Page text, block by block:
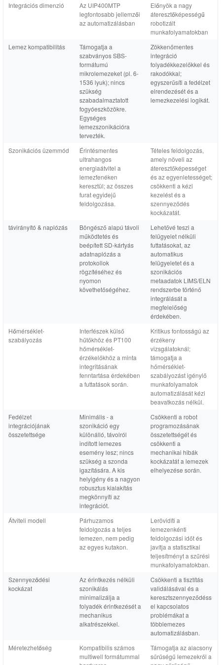
Integrációs dimenzió
Az UIP400MTP
legfontosabb jellemzői
az automatizálásban
Előnyök a nagy
áteresztőképességű
robotizált
munkafolyamatokban
Lemez kompatibilitás
Támogatja a
szabványos SBS-
formátumú
mikrolemezeket (pl. 6-
1536 lyuk); nincs
szükség
szabadalmaztatott
fogyóeszközökre.
Egységes
lemezszonikációra
tervezték.
Zökkenőmentes
integráció
folyadékkezelőkkel és
rakodókkal;
egyszerűsíti a fedélzet
elrendezését és a
lemezkezelési logikát.
Szonikációs üzemmód
Érintésmentes
ultrahangos
energiaátvitel a
lemezfenéken
keresztül; az összes
furat egyidejű
feldolgozása.
Tételes feldolgozás,
amely növeli az
áteresztőképességet
és az egyenletességet;
csökkenti a kézi
kezelést és a
szennyeződés
kockázatát.
távirányító & naplózás
Böngésző alapú távoli
működtetés és
beépített SD-kártyás
adatnaplózás a
protokollok
rögzítéséhez és
nyomon
követhetőségéhez.
Lehetővé teszi a
felügyelet nélküli
futtatásokat, az
automatikus
felügyeletet és a
szonikációs
metaadatok LIMS/ELN
rendszerbe történő
integrálását a
megfelelőség
érdekében.
Hőmérséklet-
szabályozás
Interfészek külső
hűtőkhöz és PT100
hőmérséklet-
érzékelőkhöz a minta
integritásának
fenntartása érdekében
a futtatások során.
Kritikus fontosságú az
érzékeny
vizsgálatoknál;
támogatja a
hőmérséklet-
szabályozást igénylő
munkafolyamatok
automatizálását kézi
beavatkozás nélkül.
Fedélzet
integrációjának
összetettsége
Minimális - a
szonikáció egy
különálló, távolról
indított lemezes
esemény lesz; nincs
szükség a szonda
igazítására. A kis
helyigény és a nagyon
robusztus kialakítás
megkönnyíti az
integrációt.
Csökkenti a robot
programozásának
összetettségét és
csökkenti a
mechanikai hibák
kockázatát a lemezek
elhelyezése során.
Átviteli modell
Párhuzamos
feldolgozás a teljes
lemezen, nem pedig
az egyes kutakon.
Lerövidíti a
lemezenkénti
feldolgozási időt és
javítja a statisztikai
teljesítményt a szűrési
munkafolyamatokban.
Szennyeződési
kockázat
Az érintkezés nélküli
szonikálás
minimalizálja a
folyadék érintkezését a
mechanikus
alkatrészekkel.
Csökkenti a tisztítás
validálásával és a
keresztszennyeződéss
el kapcsolatos
problémákat a
többlemezes
automatizálásban.
Méretezhetőség
Kompatibilis számos
multiwell formátummal
Támogatja az alacsony
sűrűségű lemezekről a